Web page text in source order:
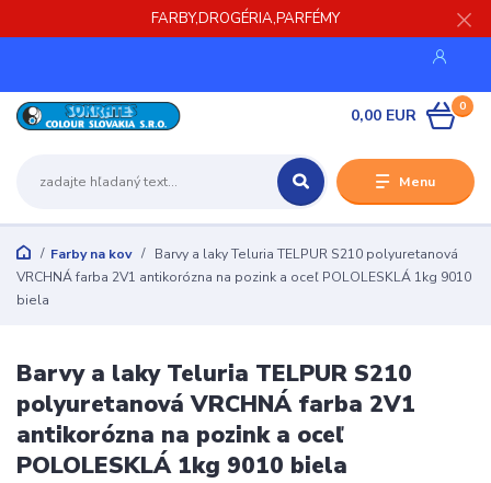
FARBY,DROGÉRIA,PARFÉMY
Menu
0
0,00 EUR
Farby na kov
Barvy a laky Teluria TELPUR S210 polyuretanová
VRCHNÁ farba 2V1 antikorózna na pozink a oceľ POLOLESKLÁ 1kg 9010
biela
Barvy a laky Teluria TELPUR S210
polyuretanová VRCHNÁ farba 2V1
antikorózna na pozink a oceľ
POLOLESKLÁ 1kg 9010 biela